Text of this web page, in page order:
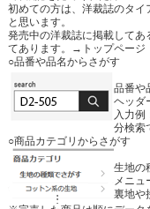
初めての方は、洋裁誌のタ
と思います。
発売中の洋裁誌に掲載してあ
てあります。
→トップページ
○品番や品名からさがす
品番や
ヘッダ
入力
分検索
○商品カテゴリからさがす
生地の
メニュ
裏地や